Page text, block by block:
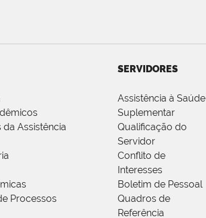
da Assistência
Processos
SERVIDORES
Assistência à Saúde
Suplementar
Qualificação do
Servidor
Conflito de
Interesses
Boletim de Pessoal
Quadros de
Referência